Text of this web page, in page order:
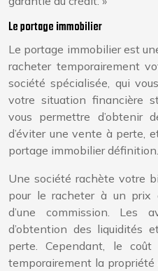
Le portage immobilier
Le portage immobilier est
racheter temporairement
société spécialisée, qui
votre situation financière
vous permettre d’obtenir
d’éviter une vente à perte,
portage immobilier définition.
Une société rachète votre
pour le racheter à un prix
d’une commission. Les
d’obtention des liquidités
perte. Cependant, le
temporairement la